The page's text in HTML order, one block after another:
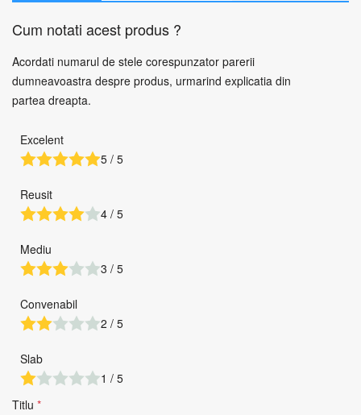
Cum notati acest produs ?
Acordati numarul de stele corespunzator parerii
dumneavoastra despre produs, urmarind explicatia din
partea dreapta.
Excelent
5 / 5
Reusit
4 / 5
Mediu
3 / 5
Convenabil
2 / 5
Slab
1 / 5
Titlu *